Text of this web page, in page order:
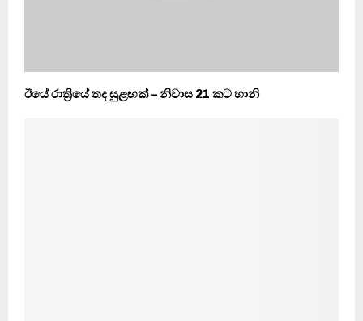
ඊයේ රාත්‍රියේ තද සුළඟක් – නිවාස 21 කට හානි